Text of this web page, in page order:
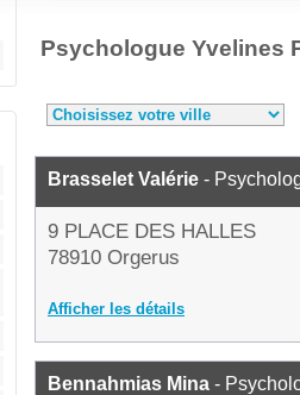
Psychologue Yvelines
Brasselet Valérie -
9 PLACE DES HALLES
78910 Orgerus
Afficher les détails
Bennahmias Mina -